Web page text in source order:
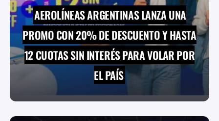
AEROLÍNEAS ARGENTINAS LANZA UNA
PROMO CON 20% DE DESCUENTO Y HASTA
12 CUOTAS SIN INTERÉS PARA VOLAR POR
EL PAÍS